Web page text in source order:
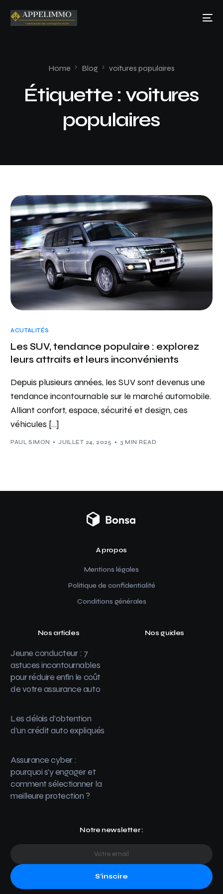
Home Blog voitures populaires
Étiquette : voitures
populaires
ACUTALITÉS
Les SUV, tendance populaire : explorez
leurs attraits et leurs inconvénients
Depuis plusieurs années, les SUV sont devenus une
tendance incontournable sur le marché automobile.
Alliant confort, espace, sécurité et design, ces
véhicules […]
PAUL SIMON JUILLET 24, 2025 3 MIN READ
A propos
Mentions légales
Politique de confidentialité
Conditions générales
Nos articles
Jeune conducteur : 7
astuces incontournables
pour réduire enfin le coût
de votre assurance auto
Les délais d’obtention
d’un crédit auto expliqués
Assurance cyber :
pourquoi s’y engager et
comment sélectionner la
meilleure protection ?
Nos guides
Notre newsletter :
S'inscire